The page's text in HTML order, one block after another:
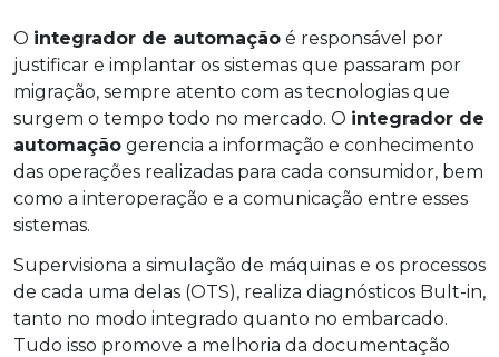
O integrador de automação é responsável por
justificar e implantar os sistemas que passaram por
migração, sempre atento com as tecnologias que
surgem o tempo todo no mercado. O integrador de
automação gerencia a informação e conhecimento
das operações realizadas para cada consumidor, bem
como a interoperação e a comunicação entre esses
sistemas.
Supervisiona a simulação de máquinas e os processos
de cada uma delas (OTS), realiza diagnósticos Bult-in,
tanto no modo integrado quanto no embarcado.
Tudo isso promove a melhoria da documentação